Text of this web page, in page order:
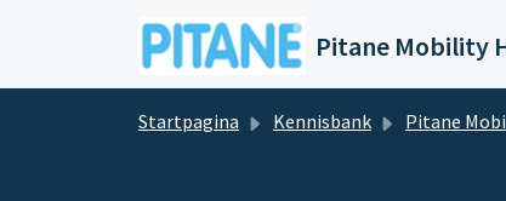
Startpagina Kennisbank Pitane Mobility - Windows services